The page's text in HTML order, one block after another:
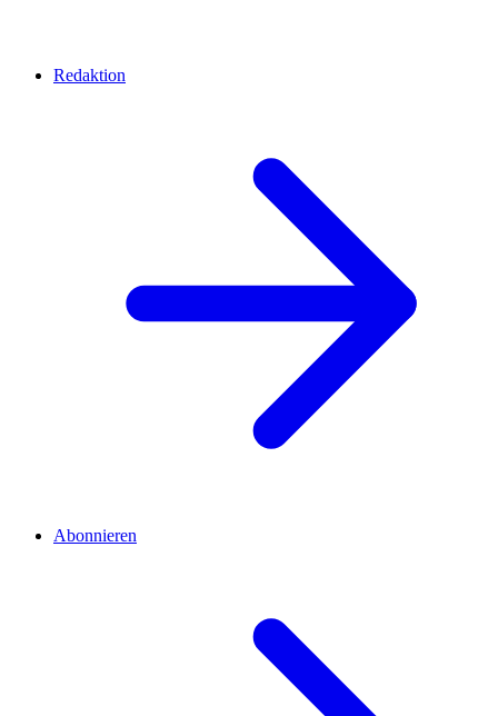
Redaktion
Abonnieren